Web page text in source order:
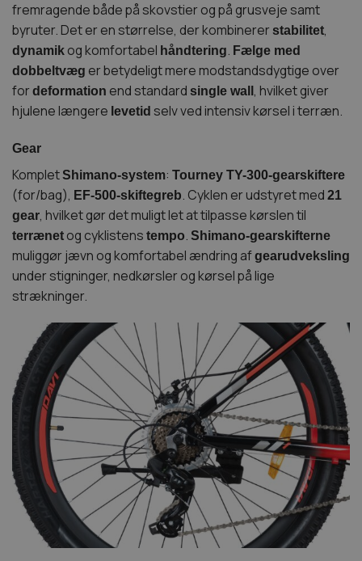
fremragende både på skovstier og på grusveje samt
byruter. Det er en størrelse, der kombinerer stabilitet,
dynamik og komfortabel håndtering. Fælge med
dobbeltvæg er betydeligt mere modstandsdygtige over
for deformation end standard single wall , hvilket giver
hjulene længere levetid selv ved intensiv kørsel i terræn.
Gear
KompletShimano-system: Tourney TY-300-gearskiftere
(for/bag), EF-500-skiftegreb. Cyklen er udstyret med 21
gear, hvilket gør det muligt let at tilpasse kørslen til
terrænet og cyklistens tempo. Shimano-gearskifterne
muliggør jævn og komfortabel ændring afgearudveksling
under stigninger, nedkørsler og kørsel på lige
strækninger.